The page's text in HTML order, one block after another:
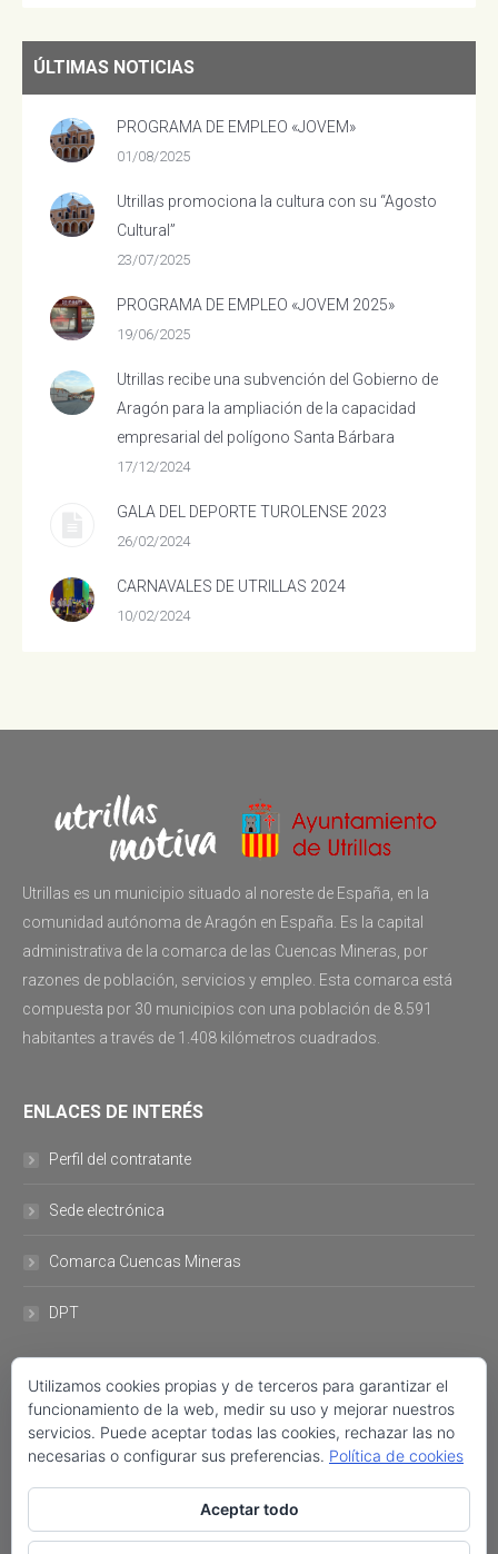
ÚLTIMAS NOTICIAS
PROGRAMA DE EMPLEO «JOVEM»
01/08/2025
Utrillas promociona la cultura con su “Agosto
Cultural”
23/07/2025
PROGRAMA DE EMPLEO «JOVEM 2025»
19/06/2025
Utrillas recibe una subvención del Gobierno de
Aragón para la ampliación de la capacidad
empresarial del polígono Santa Bárbara
17/12/2024
GALA DEL DEPORTE TUROLENSE 2023
26/02/2024
CARNAVALES DE UTRILLAS 2024
10/02/2024
Utrillas es un municipio situado al noreste de España, en la
comunidad autónoma de Aragón en España. Es la capital
administrativa de la comarca de las Cuencas Mineras, por
razones de población, servicios y empleo. Esta comarca está
compuesta por 30 municipios con una población de 8.591
habitantes a través de 1.408 kilómetros cuadrados.
ENLACES DE INTERÉS
Perfil del contratante
Sede electrónica
Comarca Cuencas Mineras
DPT
DATOS DE CONTACTO
Plaza del Ayuntamiento, 11 44760- Utrillas +34 978 757 001 FAX:
+34 978 758 222 ayuntamiento@utrillas.org
Utilizamos cookies propias y de terceros para garantizar el
funcionamiento de la web, medir su uso y mejorar nuestros
servicios. Puede aceptar todas las cookies, rechazar las no
necesarias o configurar sus preferencias. Política de cookies
Aceptar todo